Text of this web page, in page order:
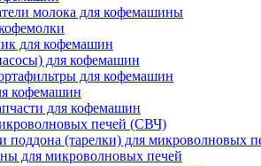
молока для кофемашины
для кофемашин
для кофемашин
для кофемашин
кофемашин
для кофемашин
печей (СВЧ)
поддона (тарелки) для микроволновых
для микроволновых печей